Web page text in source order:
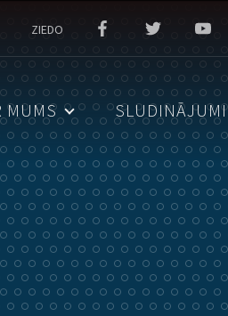
ZIEDO
MUMS SLUDINĀJUMI